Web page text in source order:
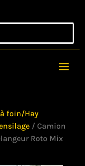
foin/Hay
/ Camion
Roto Mix